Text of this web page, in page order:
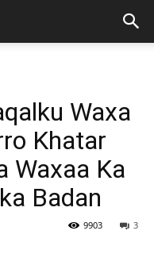
Waxa
Khatar
Waxaa Ka
Badan
3
9903